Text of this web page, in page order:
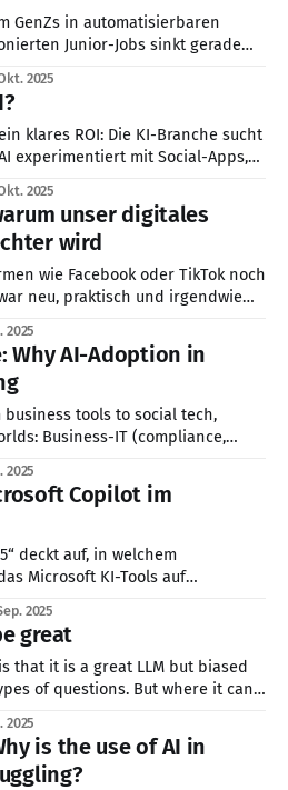
GenZs in automatisierbaren
Junior-Jobs sinkt gerade
sie bei Senioren stabil blieben
"Tacit Knowledge" zählen mehr
und Curricula müssen
2025
klares ROI: Die KI-Branche sucht
experimentiert mit Social-Apps,
um nachhaltige Profitabilität
für die Zukunft der KI-Ökonomie?
2025
unser digitales
wird
wie Facebook oder TikTok noch
neu, praktisch und irgendwie
dig into „Enshittification“
2025
Why AI-Adoption in
tools to social tech,
Business-IT (compliance,
adoption and explains why
uptake.
2025
Copilot im
deckt auf, in welchem
Microsoft KI-Tools auf
zugreift.
2025
great
that it is a great LLM but biased
But where it can
my prompts
2025
is the use of AI in